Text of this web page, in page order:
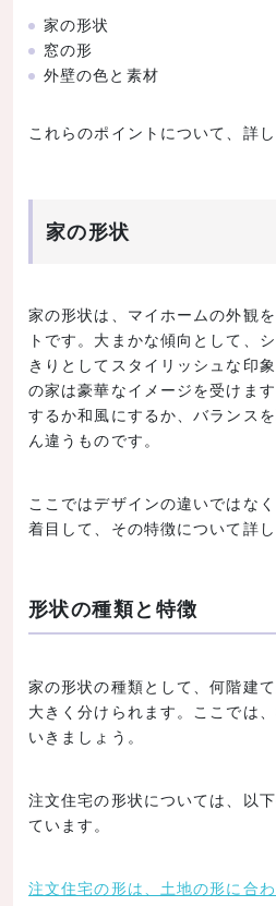
家の形状
窓の形
外壁の色と素材
これらのポイントについて、詳
家の形状
家の形状は、マイホームの外観
トです。大まかな傾向として、
きりとしてスタイリッシュな印
の家は豪華なイメージを受けま
するか和風にするか、バランス
ん違うものです。
ここではデザインの違いではな
着目して、その特徴について詳
形状の種類と特徴
家の形状の種類として、何階建
大きく分けられます。ここでは
いきましょう。
注文住宅の形状については、以
ています。
注文住宅の形は、土地の形に合